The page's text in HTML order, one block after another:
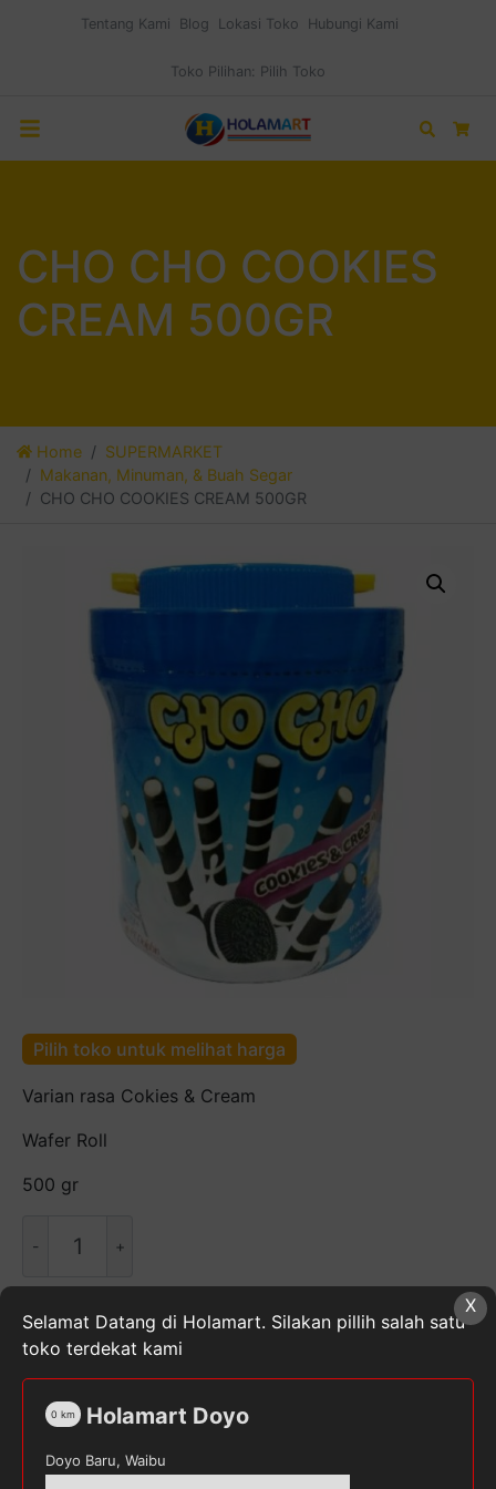
Tentang Kami Blog Lokasi Toko Hubungi Kami
Toko Pilihan: Pilih Toko
Search
CHO CHO COOKIES
CREAM 500GR
Home
SUPERMARKET
Makanan, Minuman, & Buah Segar
CHO CHO COOKIES CREAM 500GR
Pilih toko untuk melihat harga
Varian rasa Cokies & Cream
Wafer Roll
500 gr
CHO
CREAM
500GR
SKU: 8992952953577 Kategori:Cemilan
Makanan,
Minuman, & Buah Segar
X
Selamat Datang di Holamart. Silakan pillih salah satu
toko terdekat kami
Holamart Doyo
0 km
Doyo Baru, Waibu